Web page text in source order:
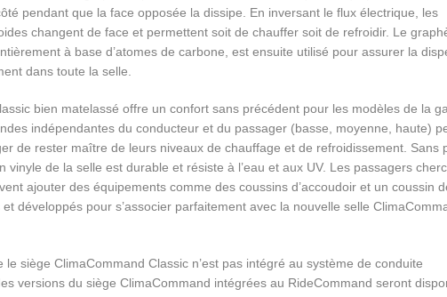
pendant que la face opposée la dissipe. En inversant le flux électrique, les
changent de face et permettent soit de chauffer soit de refroidir. Le
à base d’atomes de carbone, est ensuite utilisé pour assurer la
dans toute la selle.
bien matelassé offre un confort sans précédent pour les modèles de la
indépendantes du conducteur et du passager (basse, moyenne, haute)
de rester maître de leurs niveaux de chauffage et de refroidissement. Sans
vinyle de la selle est durable et résiste à l’eau et aux UV. Les passagers
ajouter des équipements comme des coussins d’accoudoir et un coussin
développés pour s’associer parfaitement avec la nouvelle selle
siège ClimaCommand Classic n’est pas intégré au système de conduite
versions du siège ClimaCommand intégrées au RideCommand seront